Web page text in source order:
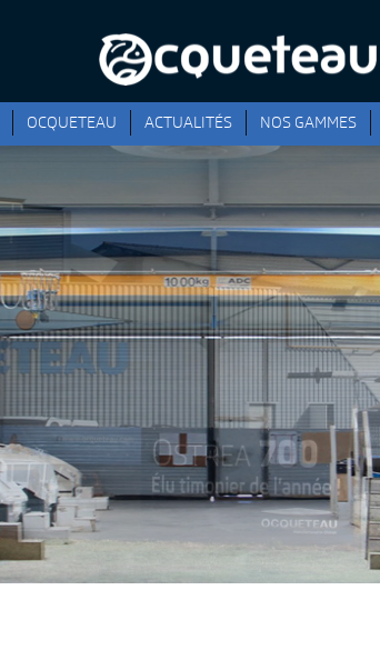
OCQUETEAU ACTUALITÉS NOS GAMMES